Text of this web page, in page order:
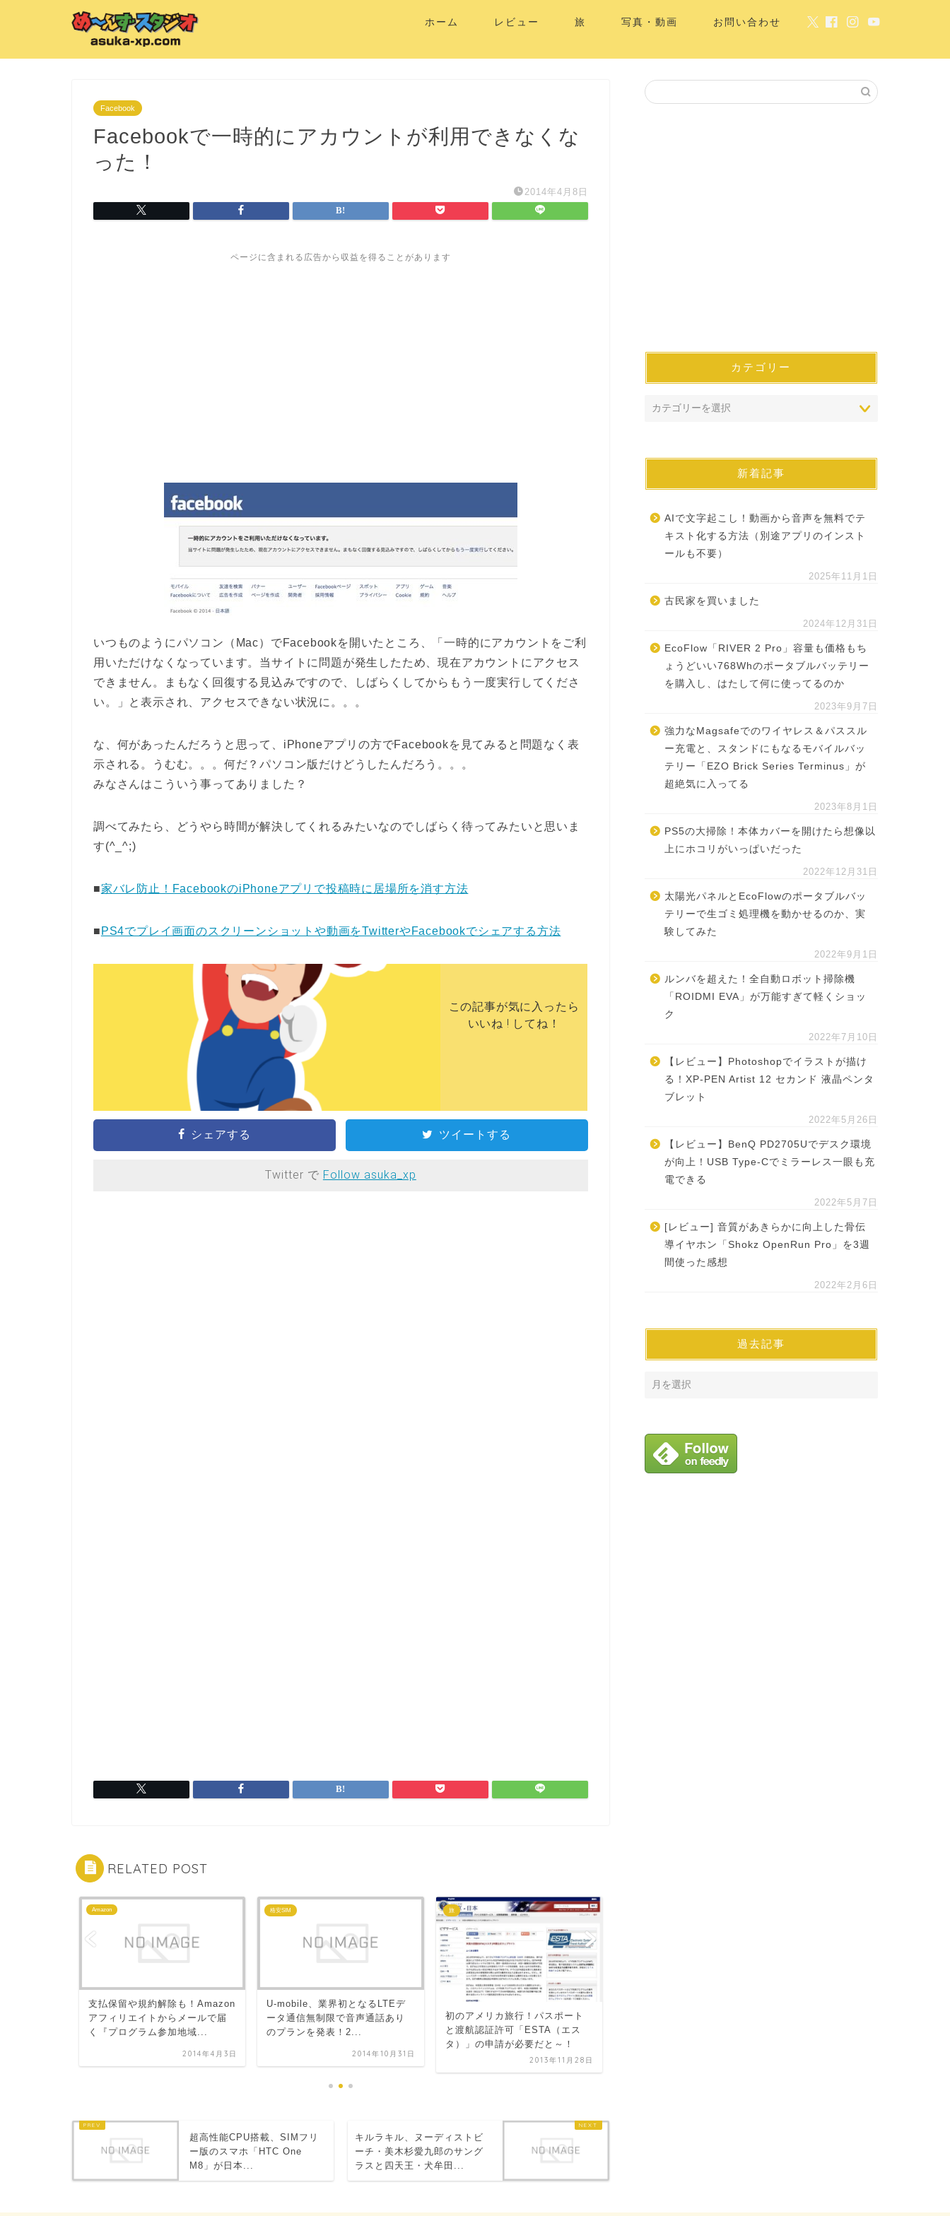
ホーム レビュー 旅 写真・動画 お問い合わせ
Facebook
Facebookで一時的にアカウントが利用できなくな
った！
2014年4月8日
ページに含まれる広告から収益を得ることがあります
いつものようにパソコン（Mac）でFacebookを開いたところ、「一時的にアカウントをご利
用いただけなくなっています。当サイトに問題が発生したため、現在アカウントにアクセス
できません。まもなく回復する見込みですので、しばらくしてからもう一度実行してくださ
い。」と表示され、アクセスできない状況に。。。
な、何があったんだろうと思って、iPhoneアプリの方でFacebookを見てみると問題なく表
示される。うむむ。。。何だ？パソコン版だけどうしたんだろう。。。
みなさんはこういう事ってありました？
調べてみたら、どうやら時間が解決してくれるみたいなのでしばらく待ってみたいと思いま
す(^_^;)
■家バレ防止！FacebookのiPhoneアプリで投稿時に居場所を消す方法
■ PS4でプレイ画面のスクリーンショットや動画をTwitterやFacebookでシェアする方法
この記事が気に入ったら
いいね ! してね！
シェアする ツイートする
Twitter で Follow asuka_xp
RELATED POST
Amazon
支払保留や規約解除も！Amazon
アフィリエイトからメールで届
く『プログラム参加地域...
2014年4月3日
格安SIM
U-mobile、業界初となるLTEデ
ータ通信無制限で音声通話あり
のプランを発表！2...
2014年10月31日
旅
初のアメリカ旅行！パスポート
と渡航認証許可「ESTA（エス
タ）」の申請が必要だと～！
2013年11月28日
超高性能CPU搭載、SIMフリ
ー版のスマホ「HTC One
M8」が日本...
キルラキル、ヌーディストビ
ーチ・美木杉愛九郎のサング
ラスと四天王・犬牟田...
カテゴリー
新着記事
AIで文字起こし！動画から音声を無料でテ
キスト化する方法（別途アプリのインスト
ールも不要）
2025年11月1日
古民家を買いました
2024年12月31日
EcoFlow「RIVER 2 Pro」容量も価格もち
ょうどいい768Whのポータブルバッテリー
を購入し、はたして何に使ってるのか
2023年9月7日
強力なMagsafeでのワイヤレス＆パススル
ー充電と、スタンドにもなるモバイルバッ
テリー「EZO Brick Series Terminus」が
超絶気に入ってる
2023年8月1日
PS5の大掃除！本体カバーを開けたら想像以
上にホコリがいっぱいだった
2022年12月31日
太陽光パネルとEcoFlowのポータブルバッ
テリーで生ゴミ処理機を動かせるのか、実
験してみた
2022年9月1日
ルンバを超えた！全自動ロボット掃除機
「ROIDMI EVA」が万能すぎて軽くショッ
ク
2022年7月10日
【レビュー】Photoshopでイラストが描け
る！XP-PEN Artist 12 セカンド 液晶ペンタ
ブレット
2022年5月26日
【レビュー】BenQ PD2705Uでデスク環境
が向上！USB Type-Cでミラーレス一眼も充
電できる
2022年5月7日
[レビュー] 音質があきらかに向上した骨伝
導イヤホン「Shokz OpenRun Pro」を3週
間使った感想
2022年2月6日
過去記事